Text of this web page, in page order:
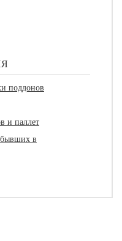
поддонов
и паллет
бывших в